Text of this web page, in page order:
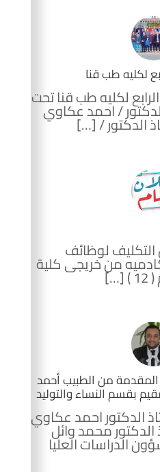
لكليه طب قنا
لكليه طب قنا تحت
/ احمد عكاوي
الدكتور / […]
لوظائف
من خريجى كلية
المقدمة من الطبيب أحمد
بقسم النساء والتوليد
الدكتور احمد عكاوي
الدكتور محمد وائل
الدراسات العليا